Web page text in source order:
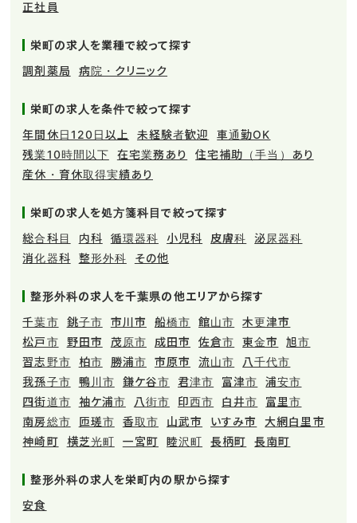
正社員
栄町の求人を業種で絞って探す
調剤薬局
病院・クリニック
栄町の求人を条件で絞って探す
年間休日120日以上
未経験者歓迎
車通勤OK
残業10時間以下
在宅業務あり
住宅補助（手当）あり
産休・育休取得実績あり
栄町の求人を処方箋科目で絞って探す
総合科目
内科 循環器科 小児科 皮膚科
泌尿器科
消化器科
整形外科 その他
整形外科の求人を千葉県の他エリアから探す
千葉市
銚子市 市川市 船橋市 館山市
木更津市
松戸市
野田市 茂原市 成田市 佐倉市 東金市
旭市
習志野市
柏市 勝浦市 市原市 流山市
八千代市
我孫子市
鴨川市 鎌ケ谷市 君津市 富津市
浦安市
四街道市
袖ケ浦市 八街市 印西市 白井市
富里市
南房総市
匝瑳市 香取市 山武市 いすみ市
大網白里市
神崎町
横芝光町 一宮町 睦沢町 長柄町 長南町
整形外科の求人を栄町内の駅から探す
安食